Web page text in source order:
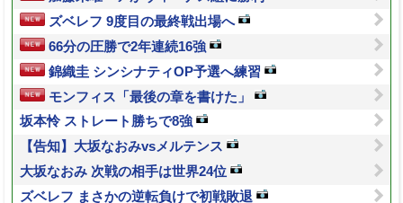
ズベレフ 9度目の最終戦出場へ
66分の圧勝で2年連続16強
錦織圭 シンシナティOP予選へ練習
モンフィス「最後の章を書けた」
坂本怜 ストレート勝ちで8強
【告知】大坂なおみvsメルテンス
大坂なおみ 次戦の相手は世界24位
ズベレフ まさかの逆転負けで初戦敗退